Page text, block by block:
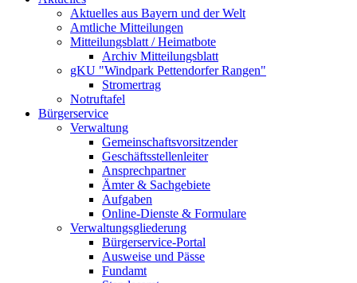
Aktuelles aus Bayern und der Welt
Amtliche Mitteilungen
Mitteilungsblatt / Heimatbote
Archiv Mitteilungsblatt
gKU "Windpark Pettendorfer Rangen"
Stromertrag
Notruftafel
Bürgerservice
Verwaltung
Gemeinschaftsvorsitzender
Geschäftsstellenleiter
Ansprechpartner
Ämter & Sachgebiete
Aufgaben
Online-Dienste & Formulare
Verwaltungsgliederung
Bürgerservice-Portal
Ausweise und Pässe
Fundamt